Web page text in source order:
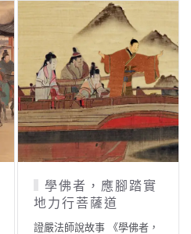
學佛者，應腳踏實
地力行菩薩道
證嚴法師說故事 《學佛者，